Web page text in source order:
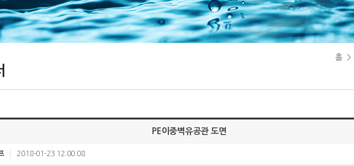
홈 >
PE이중벽유공관 도면
2018-01-23 12:00:08